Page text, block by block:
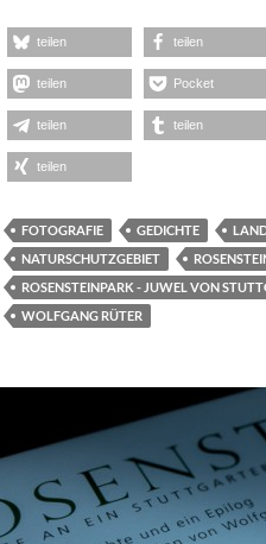
teilen teilen
teilen Pocket
teilen teilen
teilen
FOTOGRAFIE GEDICHTE
NATURSCHUTZGEBIET
ROSENSTEINPARK - JUWEL VON
WOLFGANG RÜTER